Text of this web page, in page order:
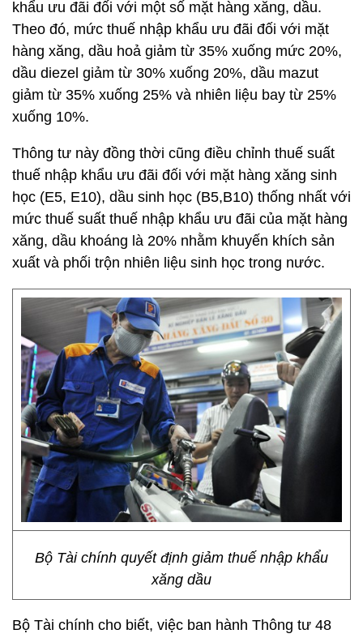
khẩu ưu đãi đối với một số mặt hàng xăng, dầu.
Theo đó, mức thuế nhập khẩu ưu đãi đối với mặt
hàng xăng, dầu hoả giảm từ 35% xuống mức 20%,
dầu diezel giảm từ 30% xuống 20%, dầu mazut
giảm từ 35% xuống 25% và nhiên liệu bay từ 25%
xuống 10%.
Thông tư này đồng thời cũng điều chỉnh thuế suất
thuế nhập khẩu ưu đãi đối với mặt hàng xăng sinh
học (E5, E10), dầu sinh học (B5,B10) thống nhất với
mức thuế suất thuế nhập khẩu ưu đãi của mặt hàng
xăng, dầu khoáng là 20% nhằm khuyến khích sản
xuất và phối trộn nhiên liệu sinh học trong nước.
Bộ Tài chính quyết định giảm thuế nhập khẩu
xăng dầu
Bộ Tài chính cho biết, việc ban hành Thông tư 48